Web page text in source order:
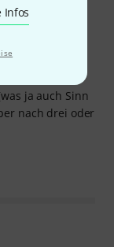
Infos
dort meiner
des
gefunden
Länge zu,
und die
ja auch Sinn
nach drei oder